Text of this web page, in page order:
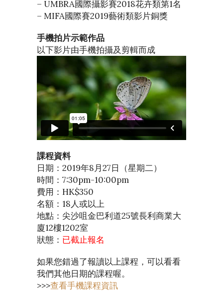
– UMBRA國際攝影賽2018花卉類第1名
– MIFA國際賽2019藝術類影片銅獎
手機拍片示範作品
以下影片由手機拍攝及剪輯而成
課程資料
日期：2019年8月27日（星期二）
時間：7:30pm-10:00pm
費用：HK$350
名額：18人或以上
地點：尖沙咀金巴利道25號長利商業大
廈12樓1202室
狀態： 已截止報名
如果您錯過了報讀以上課程，可以看看
我們其他日期的課程喔。
>>>查看手機課程資訊